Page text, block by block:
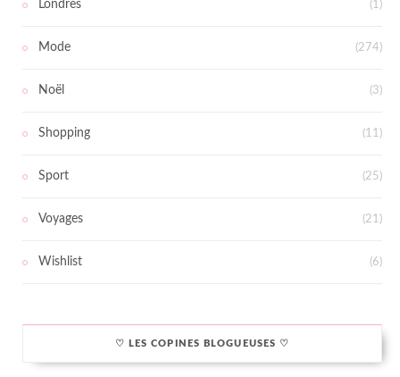
Londres (1)
Mode (274)
Noël (3)
Shopping (11)
Sport (25)
Voyages (21)
Wishlist (6)
♡ LES COPINES BLOGUEUSES ♡